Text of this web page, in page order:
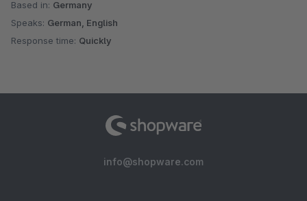
Based in: Germany
Speaks: German, English
Response time: Quickly
info@shopware.com